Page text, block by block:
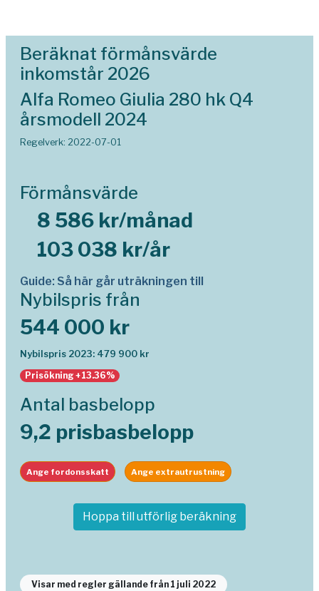
Beräknat förmånsvärde
inkomstår 2026
Alfa Romeo Giulia 280 hk Q4
årsmodell 2024
Regelverk: 2022-07-01
Förmånsvärde
8 586 kr/månad
103 038 kr/år
Guide: Så här går uträkningen till
Nybilspris från
544 000 kr
Nybilspris 2023: 479 900 kr
Prisökning +13.36%
Antal basbelopp
9,2 prisbasbelopp
Ange fordonsskatt Ange extrautrustning
Hoppa till utförlig beräkning
Visar med regler gällande från 1 juli 2022